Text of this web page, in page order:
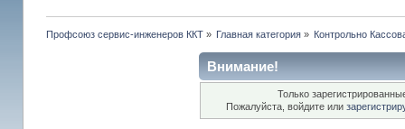
Профсоюз сервис-инженеров ККТ» Главная категория » Контрольно
Внимание!
Только
Пожалуйста, войдите или